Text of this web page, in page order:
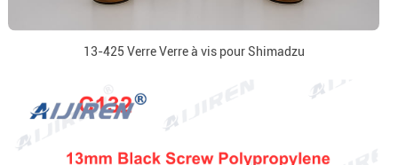
13-425 Verre Verre à vis pour Shimadzu